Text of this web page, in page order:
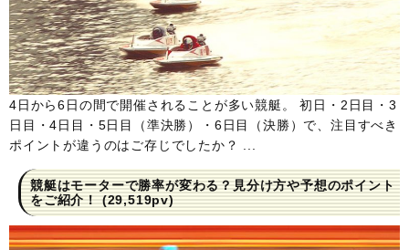
4日から6日の間で開催されることが多い競艇。 初日・2日目・3
日目・4日目・5日目（準決勝）・6日目（決勝）で、注目すべき
ポイントが違うのはご存じでしたか？ ...
競艇はモーターで勝率が変わる？見分け方や予想のポイント
をご紹介！(29,519pv)